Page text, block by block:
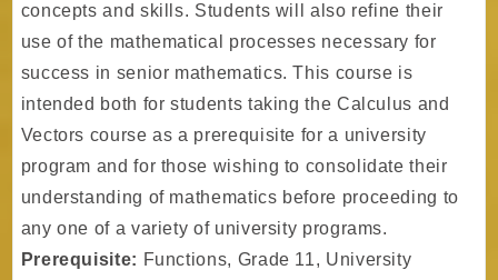
concepts and skills. Students will also refine their
use of the mathematical processes necessary for
success in senior mathematics. This course is
intended both for students taking the Calculus and
Vectors course as a prerequisite for a university
program and for those wishing to consolidate their
understanding of mathematics before proceeding to
any one of a variety of university programs.
Prerequisite: Functions, Grade 11, University